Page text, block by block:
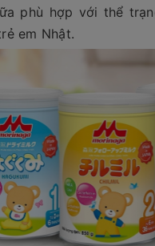
phù hợp với thể
em Nhật.